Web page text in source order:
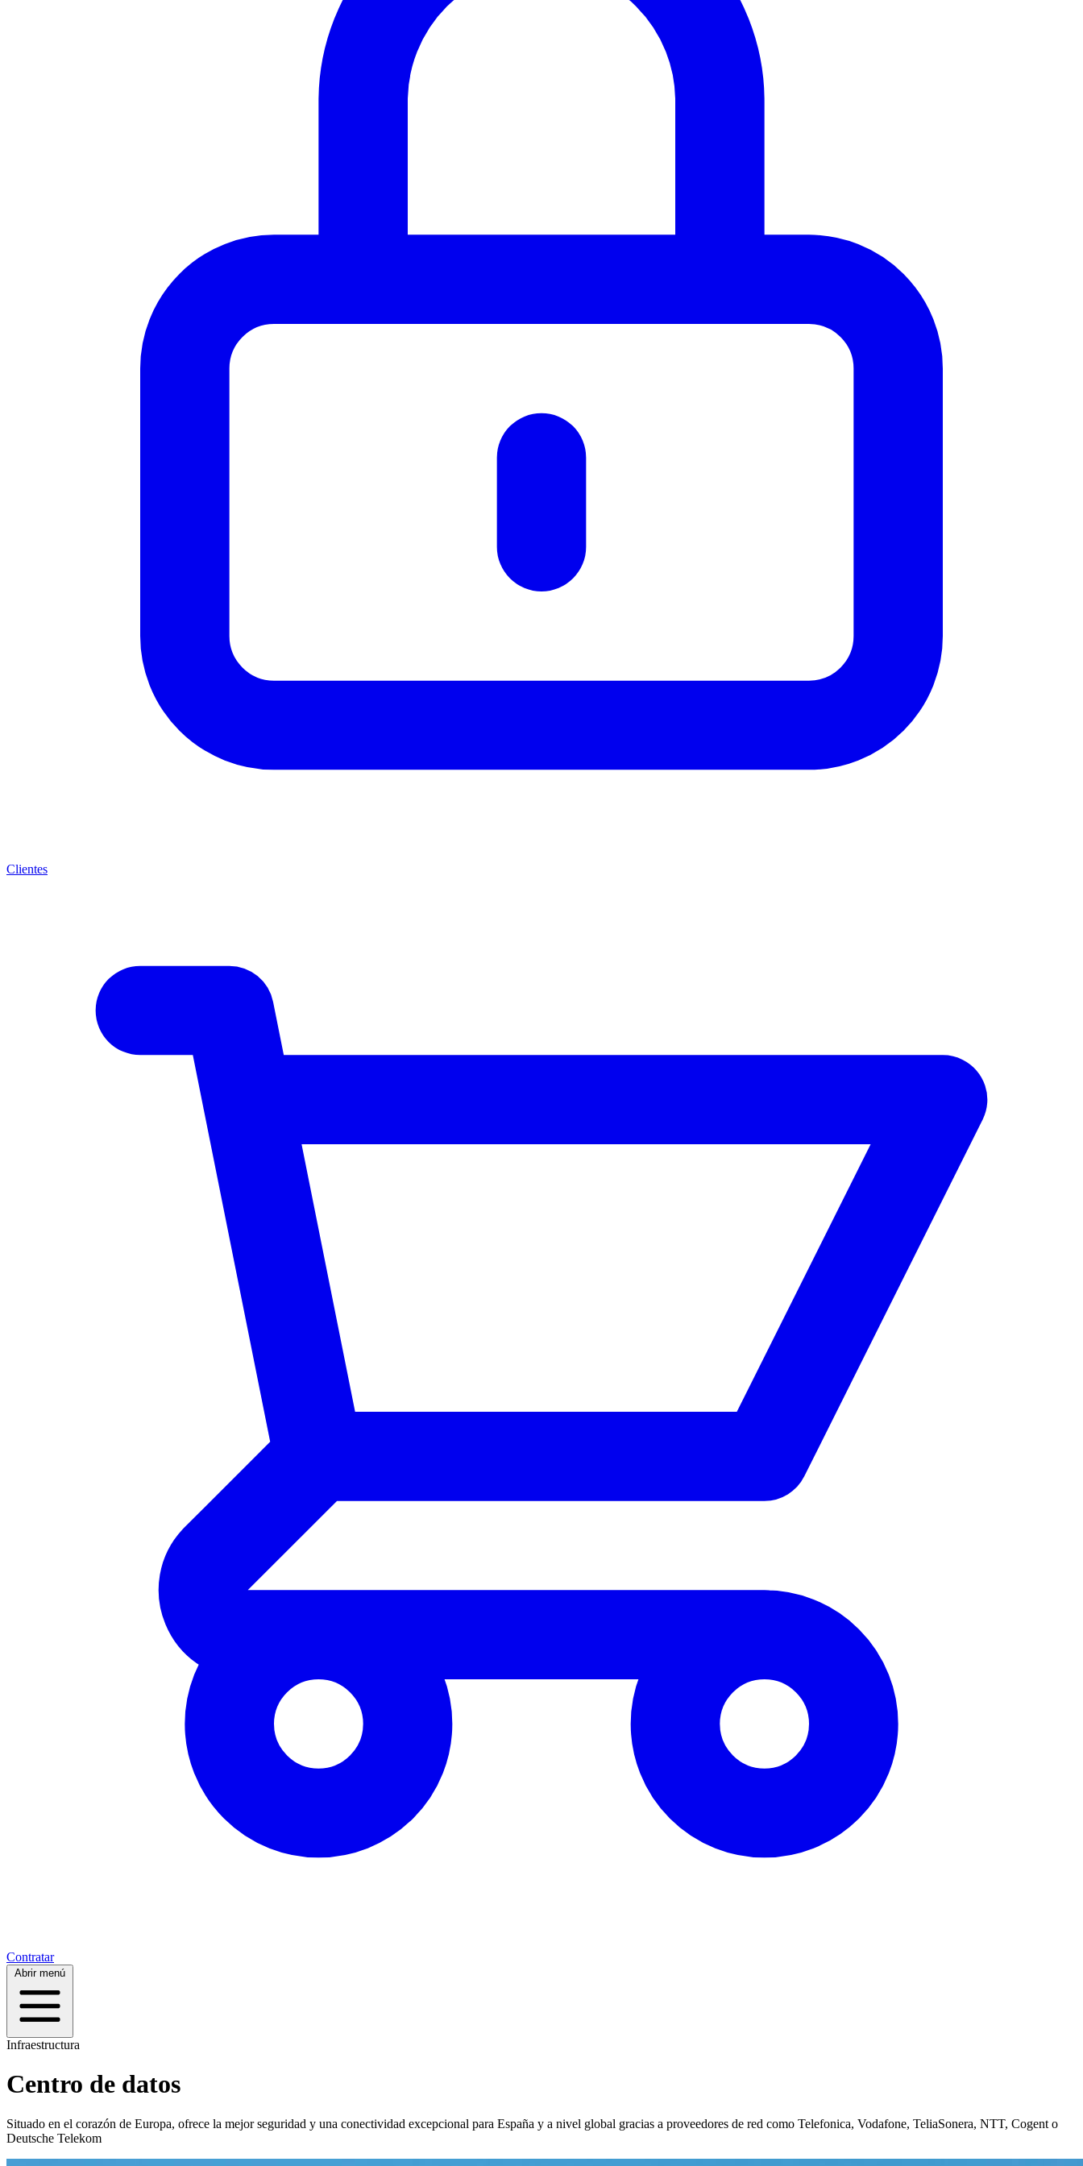
Clientes
Contratar
Abrir menú
Infraestructura
Centro de datos
Situado en el corazón de Europa, ofrece la mejor seguridad y una conectividad excepcional para España y a nivel global gracias a proveedores de red como Telefonica, Vodafone, TeliaSonera, NTT, Cogent o
Deutsche Telekom